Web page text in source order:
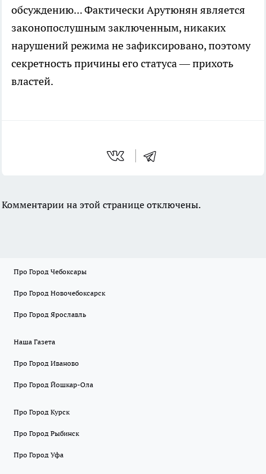
обсуждению... Фактически Арутюнян является
законопослушным заключенным, никаких
нарушений режима не зафиксировано, поэтому
секретность причины его статуса — прихоть
властей.
Комментарии на этой странице отключены.
Про Город Чебоксары
Про Город Новочебоксарск
Про Город Ярославль
Наша Газета
Про Город Иваново
Про Город Йошкар-Ола
Про Город Курск
Про Город Рыбинск
Про Город Уфа